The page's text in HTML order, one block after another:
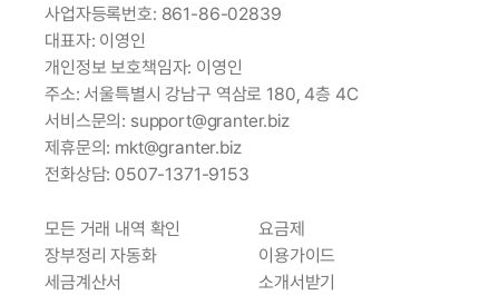
사업자등록번호: 861-86-02839
대표자: 이영인
개인정보 보호책임자: 이영인
주소: 서울특별시 강남구 역삼로 180, 4층 4C
서비스문의: support@granter.biz
제휴문의: mkt@granter.biz
전화상담: 0507-1371-9153
모든 거래 내역 확인
장부정리 자동화
세금계산서
요금제
이용가이드
소개서받기